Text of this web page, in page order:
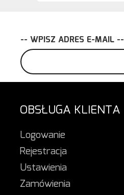
-- WPISZ ADRES E-MAIL --
OBSŁUGA KLIENTA
Logowanie
Rejestracja
Ustawienia
Zamówienia